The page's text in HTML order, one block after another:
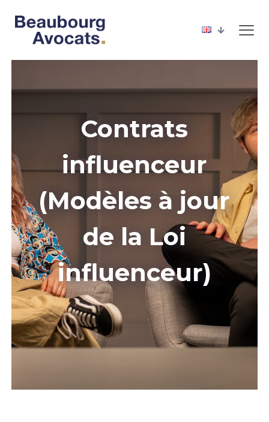
Contrats
influenceur
(Modèles à jour
de la Loi
influenceur)